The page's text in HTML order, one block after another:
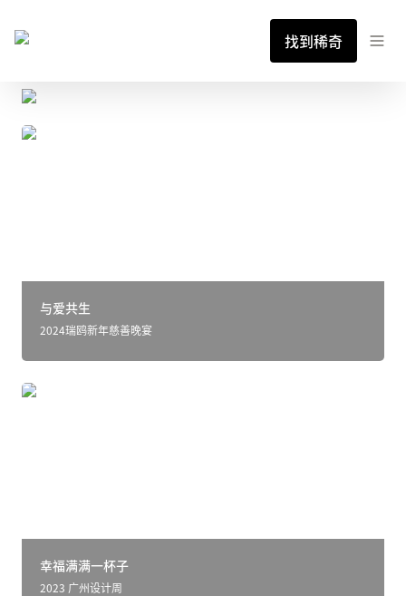
找到稀奇
与爱共生
与爱共生
2024瑞鸥新年慈善晚宴
幸福满满一杯子
幸福满满一杯子
2023 广州设计周